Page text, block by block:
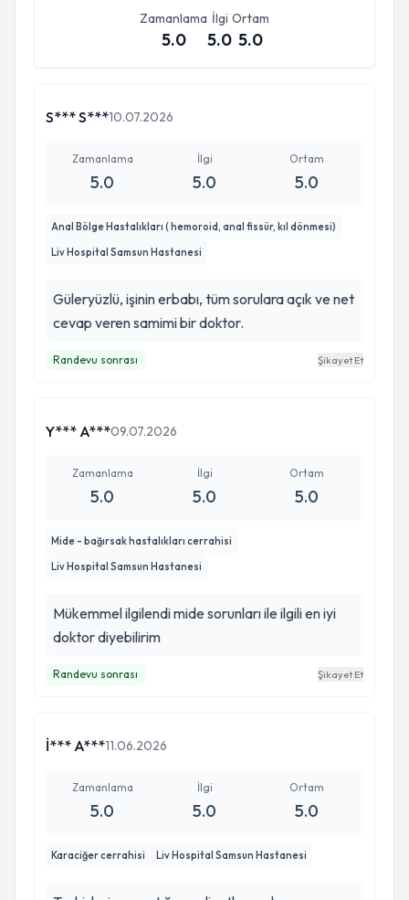
Zamanlama
5.0
İlgi
5.0
Ortam
5.0
S*** S***10.07.2026
Zamanlama
5.0
İlgi
5.0
Ortam
5.0
Anal Bölge Hastalıkları ( hemoroid, anal fissür, kıl dönmesi)
Liv Hospital Samsun Hastanesi
Güleryüzlü, işinin erbabı, tüm sorulara açık ve net
cevap veren samimi bir doktor.
Randevu sonrası Şikayet Et
Y*** A***09.07.2026
Zamanlama
5.0
İlgi
5.0
Ortam
5.0
Mide - bağırsak hastalıkları cerrahisi
Liv Hospital Samsun Hastanesi
Mükemmel ilgilendi mide sorunları ile ilgili en iyi
doktor diyebilirim
Randevu sonrası Şikayet Et
İ*** A***11.06.2026
Zamanlama
5.0
İlgi
5.0
Ortam
5.0
Karaciğer cerrahisi Liv Hospital Samsun Hastanesi